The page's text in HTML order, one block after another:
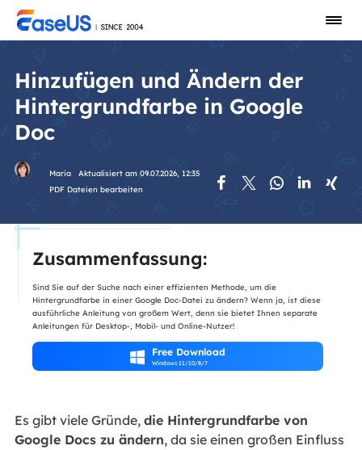
Hinzufügen und Ändern der
Hintergrundfarbe in Google
Doc
Maria
Aktualisiert am 09.07.2026, 12:35
PDF Dateien bearbeiten
    
Zusammenfassung:
Sind Sie auf der Suche nach einer effizienten Methode, um die
Hintergrundfarbe in einer Google Doc-Datei zu ändern? Wenn ja, ist diese
ausführliche Anleitung von großem Wert, denn sie bietet Ihnen separate
Anleitungen für Desktop-, Mobil- und Online-Nutzer!
 Free Download
Windows 11/10/8/7
Es gibt viele Gründe, die Hintergrundfarbe von
Google Docs zu ändern, da sie einen großen Einfluss